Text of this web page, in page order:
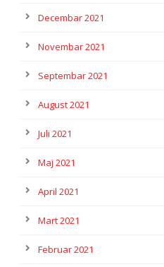
Decembar 2021
Novembar 2021
Septembar 2021
August 2021
Juli 2021
Maj 2021
April 2021
Mart 2021
Februar 2021